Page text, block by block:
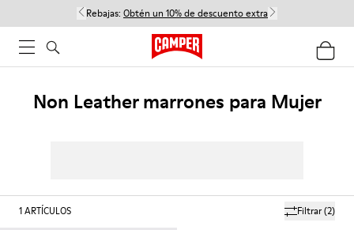
Rebajas: Obtén un 10% de descuento extra
Non Leather marrones para Mujer
Filtrar(2)
1ARTÍCULOS